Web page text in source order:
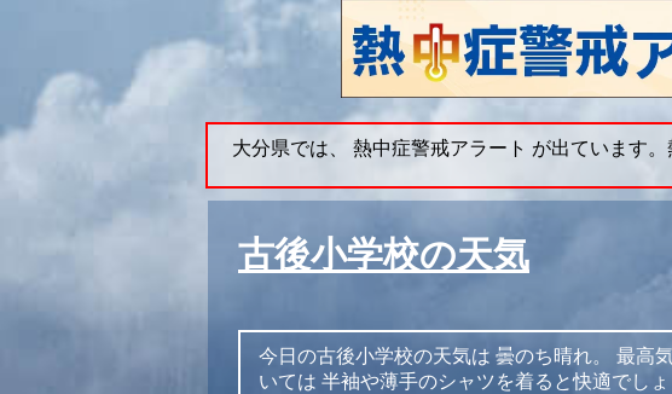
大分県では、 熱中症警戒アラート が出ています。
古後小学校の天気
今日の古後小学校の天気は 曇のち晴れ。 最高
いては 半袖や薄手のシャツを着ると快適でしょ